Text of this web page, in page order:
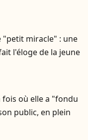
"petit miracle" : une
l'éloge de la jeune
où elle a "fondu
public, en plein